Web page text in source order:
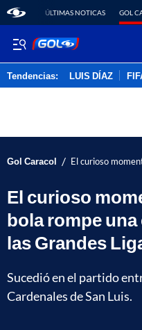
ÚLTIMAS NOTICAS GOL
Tendencias: LUIS DÍAZ
Gol Caracol / El curioso
El curioso
bola rompe una
las Grandes
Sucedió en el partido
Cardenales de San Luis.